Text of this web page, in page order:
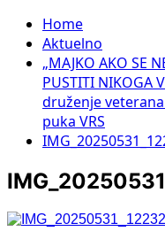
Home
Aktuelno
„MAJKO AKO SE
PUSTITI NIKOGA
druženje
puka VRS